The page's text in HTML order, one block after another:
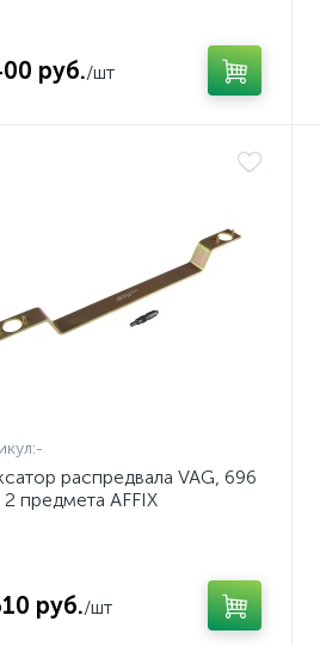
руб./шт
-
распредвала VAG, 696
предмета AFFIX
руб./шт